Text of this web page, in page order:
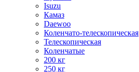
Isuzu
Камаз
Daewoo
Коленчато-телескопическая
Телескопическая
Коленчатые
200 кг
250 кг